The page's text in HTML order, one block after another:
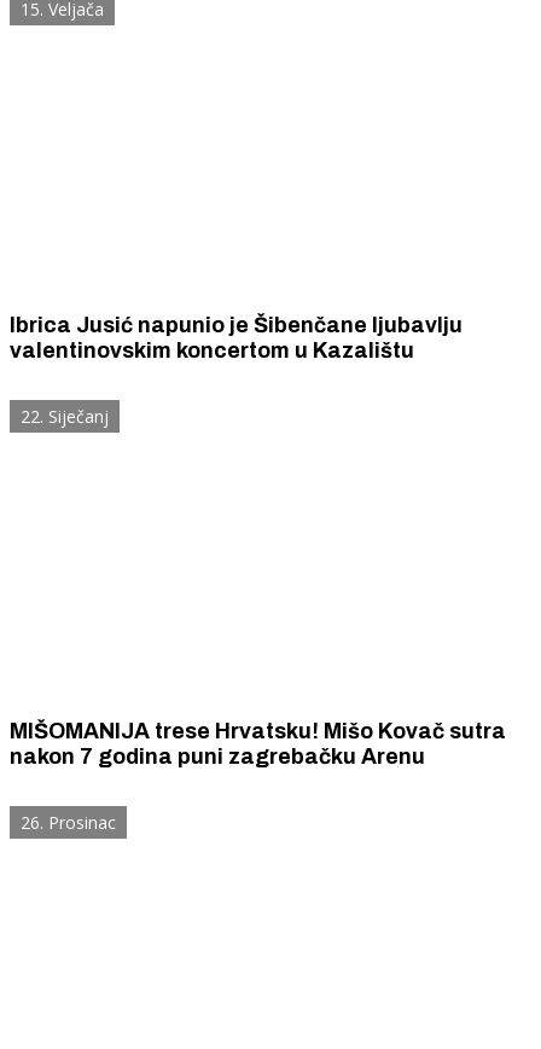
15. Veljača
Ibrica Jusić napunio je Šibenčane ljubavlju
valentinovskim koncertom u Kazalištu
22. Siječanj
MIŠOMANIJA trese Hrvatsku! Mišo Kovač sutra
nakon 7 godina puni zagrebačku Arenu
26. Prosinac